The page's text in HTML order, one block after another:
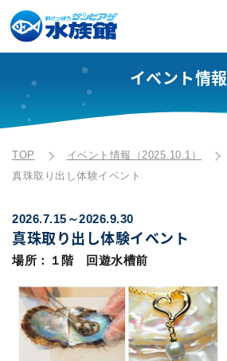
イベント情報
TOP
イベント情報（2025.10.1）
真珠取り出し体験イベント
2026.7.15～2026.9.30
真珠取り出し体験イベント
場所：１階 回遊水槽前